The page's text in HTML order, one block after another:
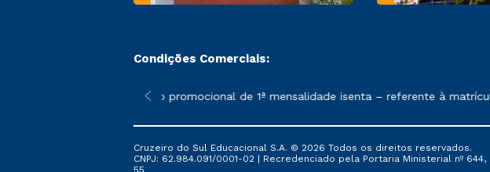
Condições Comerciais:
sofrer alterações nos períodos de rematrícula conforme exposto no contrato de
*A condição promocional de 1ª mensalidade isenta – referente à matrícula
Cruzeiro do Sul Educacional S.A. © 2026 Todos os direitos reservados.
CNPJ: 62.984.091/0001-02 | Recredenciado pela Portaria Ministerial nº 644,
55